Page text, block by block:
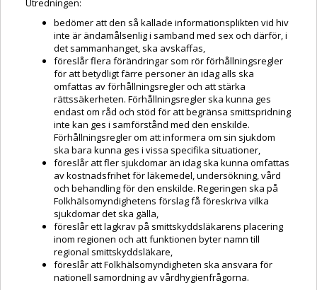
Utredningen:
bedömer att den så kallade informationsplikten vid hiv
inte är ändamålsenlig i samband med sex och därför, i
det sammanhanget, ska avskaffas,
föreslår flera förändringar som rör förhållningsregler
för att betydligt färre personer än idag alls ska
omfattas av förhållningsregler och att stärka
rättssäkerheten. Förhållningsregler ska kunna ges
endast om råd och stöd för att begränsa smittspridning
inte kan ges i samförstånd med den enskilde.
Förhållningsregler om att informera om sin sjukdom
ska bara kunna ges i vissa specifika situationer,
föreslår att fler sjukdomar än idag ska kunna omfattas
av kostnadsfrihet för läkemedel, undersökning, vård
och behandling för den enskilde. Regeringen ska på
Folkhälsomyndighetens förslag få föreskriva vilka
sjukdomar det ska gälla,
föreslår ett lagkrav på smittskyddsläkarens placering
inom regionen och att funktionen byter namn till
regional smittskyddsläkare,
föreslår att Folkhälsomyndigheten ska ansvara för
nationell samordning av vårdhygienfrågorna.